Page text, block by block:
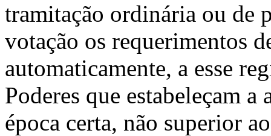
tramitação ordinária ou de
votação os requerimentos
automaticamente, a esse
Poderes que estabeleçam
época certa, não superior